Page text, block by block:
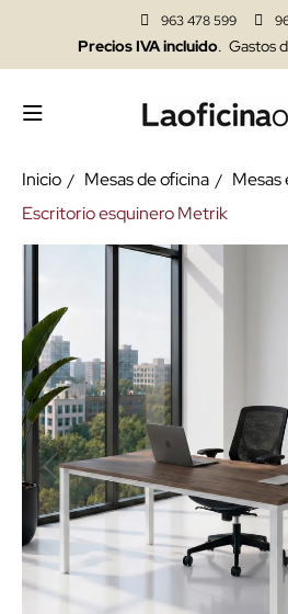
963 478 599
Precios IVA incluido. Gastos
Inicio Mesas de oficina
Mesas
Escritorio esquinero Metrik